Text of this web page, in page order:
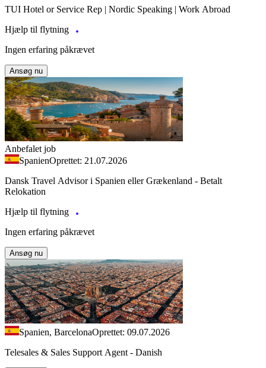
TUI Hotel or Service Rep | Nordic Speaking | Work Abroad
Hjælp til flytning
Ingen erfaring påkrævet
Ansøg nu
Anbefalet job
SpanienOprettet: 21.07.2026
Dansk Travel Advisor i Spanien eller Grækenland - Betalt
Relokation
Hjælp til flytning
Ingen erfaring påkrævet
Ansøg nu
Spanien, BarcelonaOprettet: 09.07.2026
Telesales & Sales Support Agent - Danish